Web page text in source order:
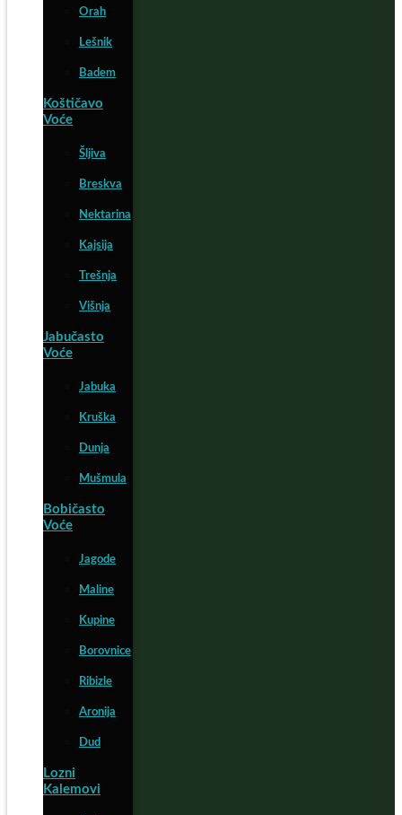
Orah
Lešnik
Badem
Koštičavo
Voće
Šljiva
Breskva
Nektarina
Kajsija
Trešnja
Višnja
Jabučasto
Voće
Jabuka
Kruška
Dunja
Mušmula
Bobičasto
Voće
Jagode
Maline
Kupine
Borovnice
Ribizle
Aronija
Dud
Lozni
Kalemovi